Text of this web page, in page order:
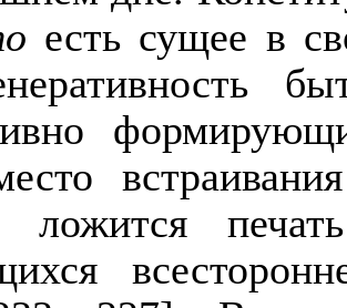
есть сущее в
ложится